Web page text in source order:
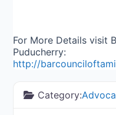
For More Details visit
Puducherry:
http://
Category: